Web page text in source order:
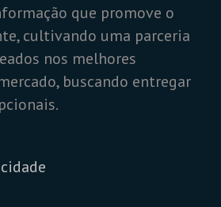
que promove o
cultivando uma parceria
nos melhores
buscando entregar